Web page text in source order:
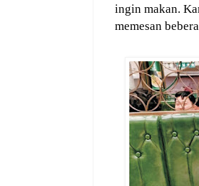
ingin makan.
memesan